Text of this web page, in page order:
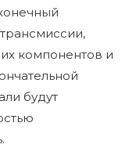
компонентов и
будут